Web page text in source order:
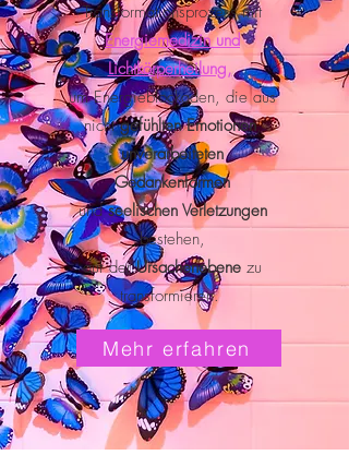
Transformationsprozess mit
Energiemedizin und
Lichtkörperheilung,
um Energieblockaden, die aus
nichtgefühlten Emotionen,
unverarbeiteten
Gedankenformen
undseelischen Verletzungen
bestehen,
auf derUrsachenebene zu
transformieren.
Mehr erfahren